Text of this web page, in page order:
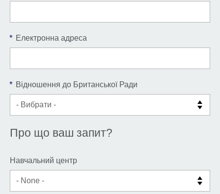
* Електронна адреса
* Відношення до Британської Ради
Про що ваш запит?
Навчальний центр